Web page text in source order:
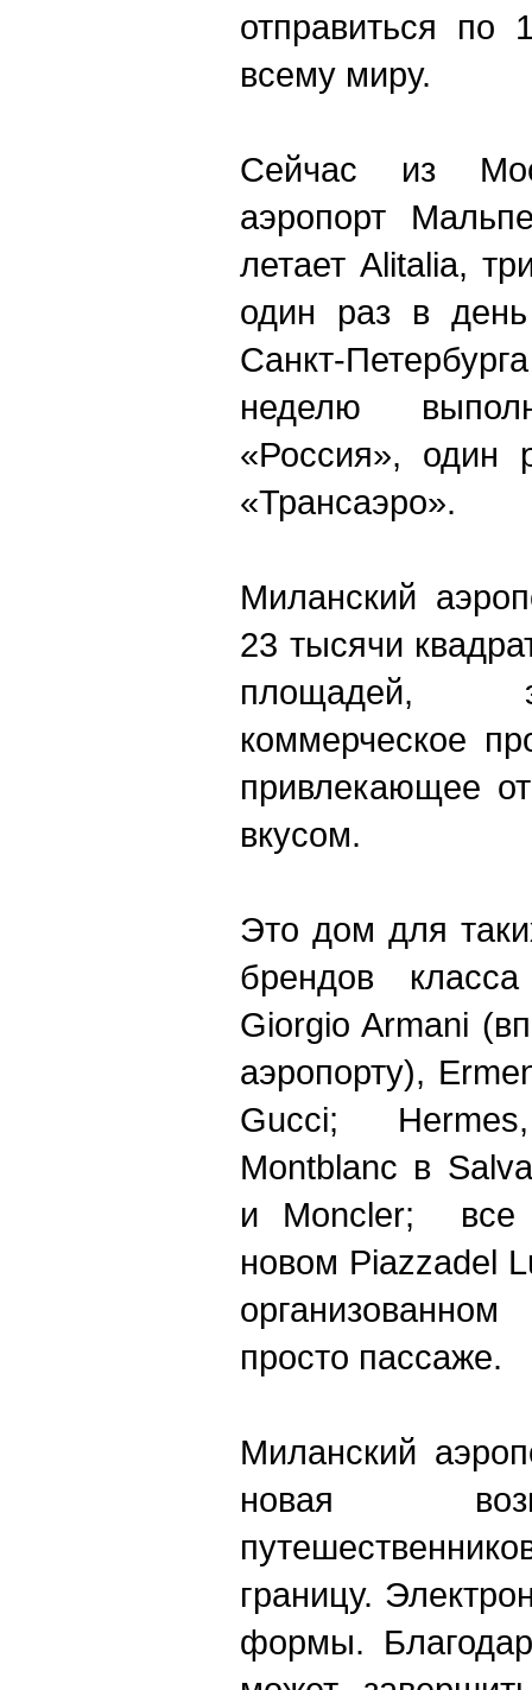
отправиться по
всему миру.
Сейчас из
аэропорт
летает Alitalia,
один раз в
Санкт-
неделю
«Россия», один
«Трансаэро».
Миланский
23 тысячи
площадей,
коммерческое
привлекающее
вкусом.
Это дом для
брендов
Giorgio Armani
аэропорту),
Gucci;
Montblanc в
и Moncler; все
новом Piazzadel
просто пассаже.
Миланский
новая
границу.
формы.